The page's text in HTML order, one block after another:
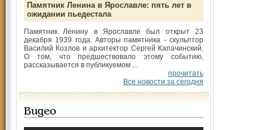
Памятник Ленина в Ярославле: пять лет в
ожидании пьедестала
Памятник Ленину в Ярославле был открыт 23
декабря 1939 года. Авторы памятника - скульптор
Василий Козлов и архитектор Сергей Капачинский.
О том, что предшествовало этому событию,
рассказывается в публикуемом ...
прочитать
Все новости за сегодня
Видео